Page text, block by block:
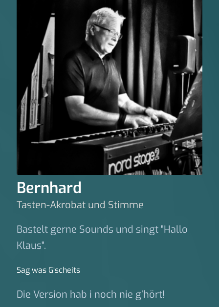
Bernhard
Tasten-Akrobat und Stimme
Bastelt gerne Sounds und singt "Hallo
Klaus".
Sag was G‘scheits
Die Version hab i noch nie g’hört!